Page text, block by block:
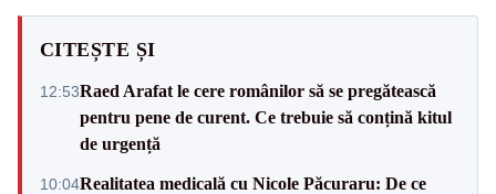
CITEȘTE ȘI
12:53Raed Arafat le cere românilor să se pregătească
pentru pene de curent. Ce trebuie să conțină kitul
de urgență
10:04Realitatea medicală cu Nicole Păcuraru: De ce